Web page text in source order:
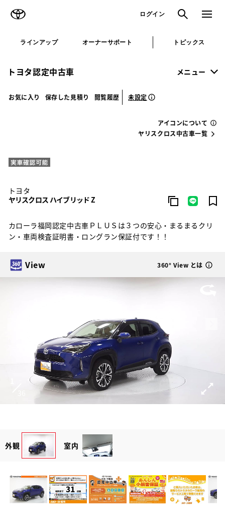
ログイン 検索 メニュ
ラインアップ オーナーサポート トピックス
トヨタ認定中古車 メニュー
お気に入り 保存した見積り 閲覧履歴 未設定
アイコンについて
ヤリスクロス中古車一覧
トヨタ
ヤリスクロス ハイブリッド Z
カローラ福岡認定中古車ＰＬＵＳは３つの安心・まるまるクリ
ン・車両検査証明書・ロングラン保証付です！！
View 360° View とは
外観 室内